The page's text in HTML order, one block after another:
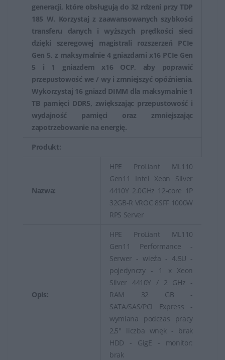
generacji, które obsługują do 32 rdzeni przy TDP
185 W. Korzystaj z zaawansowanych szybkości
transferu danych i wyższych prędkości sieci
dzięki szeregowej magistrali rozszerzeń PCIe
Gen 5, z maksymalnie 4 gniazdami x16 PCIe Gen
5 i 1 gniazdem x16 OCP, aby poprawić
przepustowość we / wy i zmniejszyć opóźnienia.
Wykorzystaj 16 gniazd DIMM dla maksymalnie 1
TB pamięci DDR5, zwiększając przepustowość i
wydajność pamięci oraz zmniejszając
zapotrzebowanie na energię.
Produkt:
Nazwa:
HPE ProLiant ML110
Gen11 Intel Xeon Silver
4410Y 2.0GHz 12-core 1P
32GB-R VROC 8SFF 1000W
RPS Server
Opis:
HPE ProLiant ML110
Gen11 Performance -
Serwer - wieża - 4.5U -
pojedynczy - 1 x Xeon
Silver 4410Y / 2 GHz -
RAM 32 GB -
SATA/SAS/PCI Express -
wymiana podczas pracy
2,5" liczba wnęk - brak
HDD - GigE - monitor:
brak